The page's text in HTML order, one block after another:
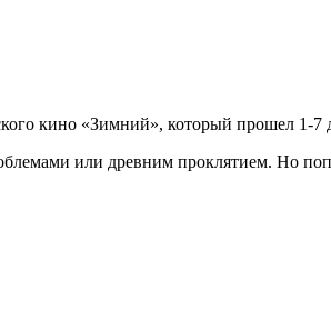
кино «Зимний», который прошел 1-7
или древним проклятием. Но